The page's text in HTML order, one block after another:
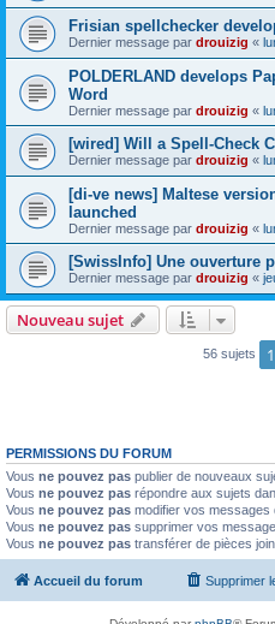
Frisian spellchecker
Dernier message par drouizig «
POLDERLAND develops
Word
Dernier message par drouizig «
[wired] Will a Spell-Check
Dernier message par drouizig «
[di-ve news] Maltese
launched
Dernier message par drouizig «
[SwissInfo] Une ouverture
Dernier message par drouizig «
Nouveau sujet
56 sujets 1
PERMISSIONS DU FORUM
Vous ne pouvez pas publier de nouveaux
Vous ne pouvez pas répondre aux sujets
Vous ne pouvez pas modifier vos messages
Vous ne pouvez pas supprimer vos
Vous ne pouvez pas transférer de pièces
Accueil du forum Supprimer